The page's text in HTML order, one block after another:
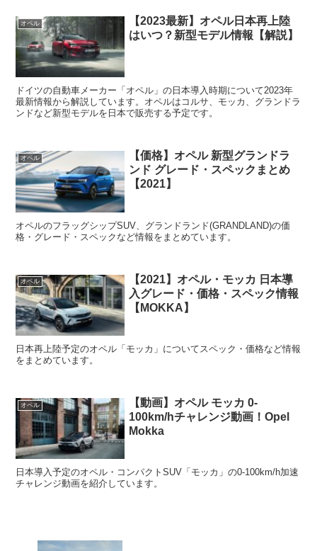
オペル
【2023最新】オペル日本再上陸
はいつ？新型モデル情報【解説】
ドイツの自動車メーカー「オペル」の日本導入時期について2023年
最新情報から解説しています。オペルはコルサ、モッカ、グランドラ
ンドなど新型モデルを日本で販売する予定です。
オペル
【価格】オペル 新型グランドラ
ンド グレード・スペックまとめ
【2021】
オペルのフラッグシップSUV、グランドランド(GRANDLAND)の価
格・グレード・スペックなど情報をまとめています。
オペル
【2021】オペル・モッカ 日本導
入グレード・価格・スペック情報
【MOKKA】
日本再上陸予定のオペル「モッカ」についてスペック・価格など情報
をまとめています。
オペル
【動画】オペル モッカ 0-
100km/hチャレンジ動画！Opel
Mokka
日本導入予定のオペル・コンパクトSUV「モッカ」の0-100km/h加速
チャレンジ動画を紹介しています。